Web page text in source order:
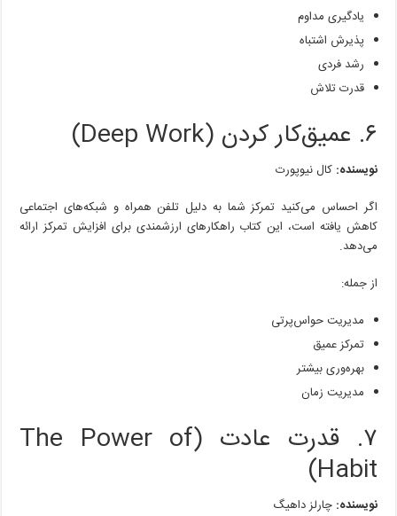
یادگیری مداوم
پذیرش اشتباه
رشد فردی
قدرت تلاش
۶. عمیق‌کار کردن (Deep Work)
نویسنده: کال نیوپورت
اگر احساس می‌کنید تمرکز شما به دلیل تلفن همراه و شبکه‌های اجتماعی
کاهش یافته است، این کتاب راهکارهای ارزشمندی برای افزایش تمرکز ارائه
می‌دهد.
از جمله:
مدیریت حواس‌پرتی
تمرکز عمیق
بهره‌وری بیشتر
مدیریت زمان
۷. قدرت عادت (The Power of
Habit)
نویسنده: چارلز داهیگ